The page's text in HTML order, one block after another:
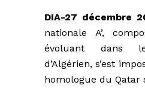
DIA-27 décembre
nationale A’,
évoluant dans
d’Algérien, s’est
homologue du Qatar